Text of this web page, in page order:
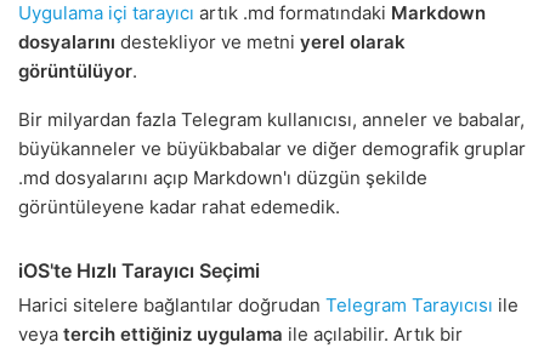
Uygulama içi tarayıcı artık .md formatındaki Markdown
dosyalarını destekliyor ve metni yerel olarak
görüntülüyor.
Bir milyardan fazla Telegram kullanıcısı, anneler ve babalar,
büyükanneler ve büyükbabalar ve diğer demografik gruplar
.md dosyalarını açıp Markdown'ı düzgün şekilde
görüntüleyene kadar rahat edemedik.
iOS'te Hızlı Tarayıcı Seçimi
Harici sitelere bağlantılar doğrudan Telegram Tarayıcısı ile
veya tercih ettiğiniz uygulama ile açılabilir. Artık bir